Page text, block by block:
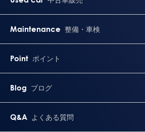
Maintenance 整備・車検
Point ポイント
Blog ブログ
Q&A よくある質問